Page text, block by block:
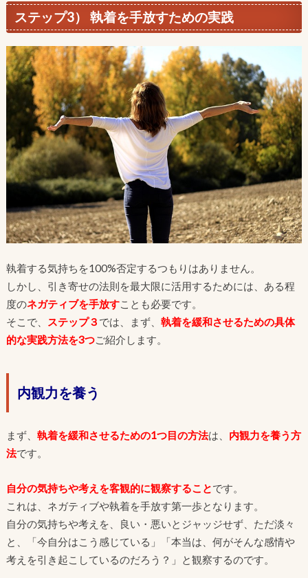
ステップ3） 執着を手放すための実践
執着する気持ちを100%否定するつもりはありません。
しかし、引き寄せの法則を最大限に活用するためには、ある程
度のネガティブを手放すことも必要です。
そこで、
ステップ３ では、まず、 執着を緩和させるための具体
的な実践方法を3つご紹介します。
内観力を養う
まず、 執着を緩和させるための1つ目の方法は、 内観力を養う方
法です。
自分の気持ちや考えを客観的に観察することです。
これは、ネガティブや執着を手放す第一歩となります。
自分の気持ちや考えを、良い・悪いとジャッジせず、ただ淡々
と、「今自分はこう感じている」「本当は、何がそんな感情や
考えを引き起こしているのだろう？」と観察するのです。